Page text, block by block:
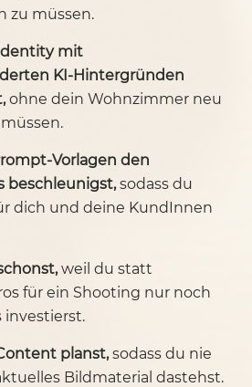
zu müssen.
mit
KI-Hintergründen
ohne dein Wohnzimmer neu
Vorlagen den
beschleunigst,sodass du
dich und deine KundInnen
weil du statt
für ein Shooting nur noch
investierst.
planst,sodass du nie
Bildmaterial dastehst.